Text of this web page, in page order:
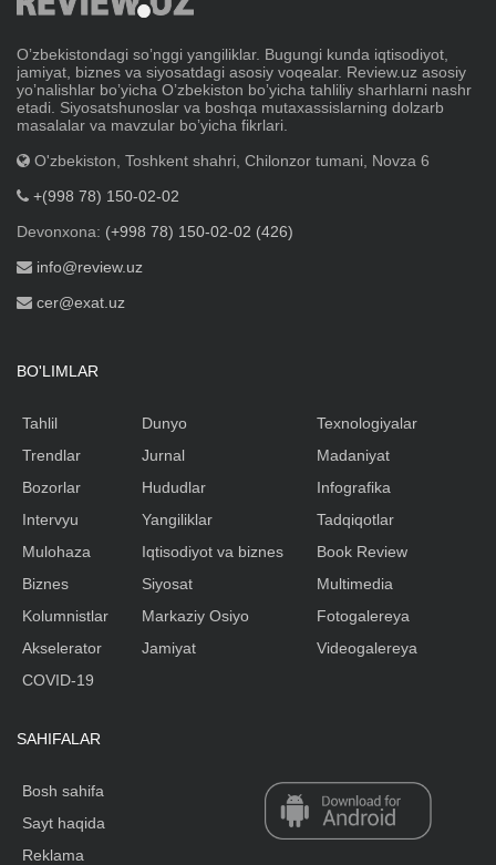
Oʼzbekistondagi soʼnggi yangiliklar. Bugungi kunda iqtisodiyot,
jamiyat, biznes va siyosatdagi asosiy voqealar. Review.uz asosiy
yoʼnalishlar boʼyicha Oʼzbekiston boʼyicha tahliliy sharhlarni nashr
etadi. Siyosatshunoslar va boshqa mutaxassislarning dolzarb
masalalar va mavzular boʼyicha fikrlari.
O'zbekiston, Toshkent shahri, Chilonzor tumani, Novza 6
+(998 78) 150-02-02
Devonxona: (+998 78) 150-02-02 (426)
info@review.uz
cer@exat.uz
BO'LIMLAR
Tahlil
Trendlar
Bozorlar
Intervyu
Mulohaza
Biznes
Kolumnistlar
Akselerator
Dunyo
Jurnal
Hududlar
Yangiliklar
Iqtisodiyot va biznes
Siyosat
Markaziy Osiyo
Jamiyat
Texnologiyalar
Madaniyat
Infografika
Tadqiqotlar
Book Review
Multimedia
Fotogalereya
Videogalereya
COVID-19
SAHIFALAR
Bosh sahifa
Sayt haqida
Reklama